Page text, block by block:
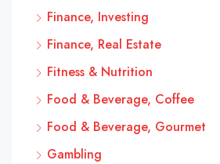
Finance, Investing
Finance, Real Estate
Fitness & Nutrition
Food & Beverage, Coffee
Food & Beverage, Gourmet
Gambling